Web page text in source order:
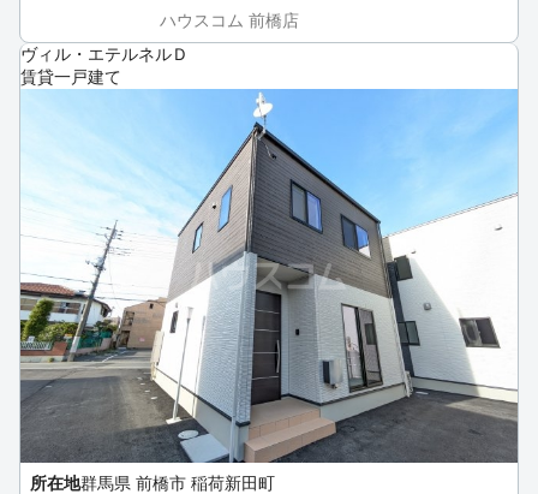
ハウスコム 前橋店
ヴィル・エテルネルＤ
賃貸一戸建て
所在地群馬県 前橋市 稲荷新田町